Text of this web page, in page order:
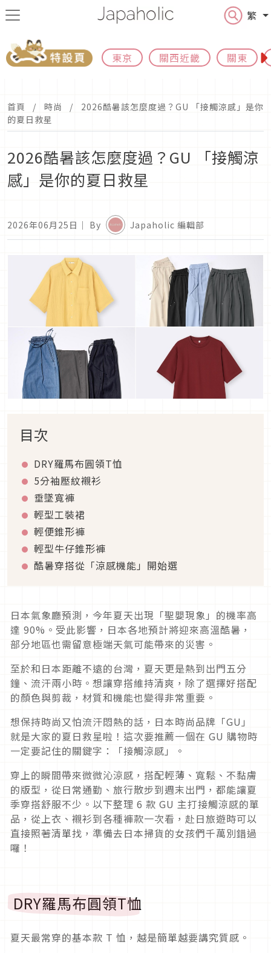
繁
東京 關西近畿 關東
首頁 時尚
2026酷暑該怎麼度過？GU 「接觸涼感」是你
的夏日救星
2026酷暑該怎麼度過？GU 「接觸涼
感」是你的夏日救星
2026年06月25日 ｜ By Japaholic 編輯部
目次
DRY羅馬布圓領T恤
5分袖壓紋襯衫
垂墜寬褲
輕型工裝裙
輕便錐形褲
輕型牛仔錐形褲
酷暑穿搭從「涼感機能」開始選
日本氣象廳預測，今年夏天出現「聖嬰現象」的機率高
達 90%。受此影響，日本各地預計將迎來高溫酷暑，
部分地區也需留意極端天氣可能帶來的災害。
至於和日本距離不遠的台灣，夏天更是熱到出門五分
鐘、流汗兩小時。想讓穿搭維持清爽，除了選擇好搭配
的顏色與剪裁，材質和機能也變得非常重要。
想保持時尚又怕流汗悶熱的話，日本時尚品牌「GU」
就是大家的夏日救星啦！這次要推薦一個在 GU 購物時
一定要記住的關鍵字：「接觸涼感」。
穿上的瞬間帶來微微沁涼感，搭配輕薄、寬鬆、不黏膚
的版型，從日常通勤、旅行散步到週末出門，都能讓夏
季穿搭舒服不少。以下整理 6 款 GU 主打接觸涼感的單
品，從上衣、襯衫到各種褲款一次看，赴日旅遊時可以
直接照著清單找，準備去日本掃貨的女孩們千萬別錯過
囉！
DRY羅馬布圓領T恤
夏天最常穿的基本款 T 恤，越是簡單越要講究質感。